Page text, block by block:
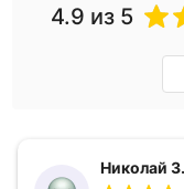
4.9 из 5
Николай З.